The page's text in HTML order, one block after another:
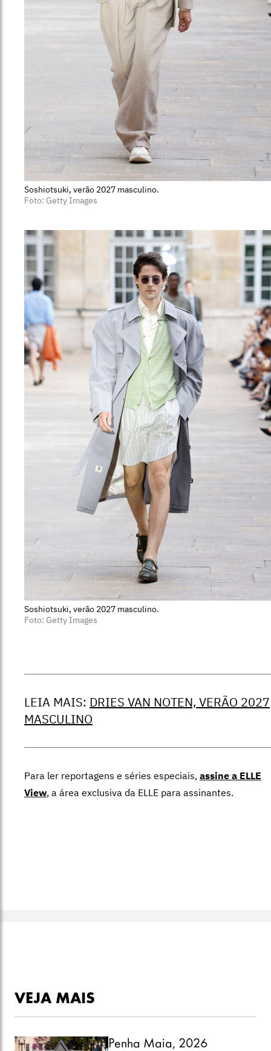
Soshiotsuki, verão 2027 masculino.
Foto: Getty Images
Soshiotsuki, verão 2027 masculino.
Foto: Getty Images
LEIA MAIS: DRIES VAN NOTEN, VERÃO 2027
MASCULINO
Para ler reportagens e séries especiais, assine a ELLE
View, a área exclusiva da ELLE para assinantes.
VEJA MAIS
Penha Maia, 2026